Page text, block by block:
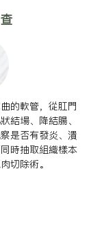
的軟管，從肛門
結場、降結腸、
是否有發炎、潰
時抽取組織樣本
切除術。